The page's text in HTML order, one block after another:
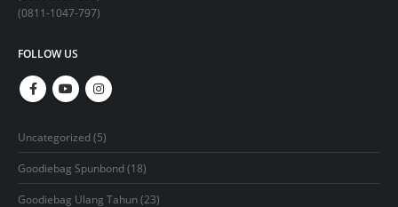
(0811-1047-797)
FOLLOW US
Uncategorized 55
products
Goodiebag Spunbond 1818
products
Goodiebag Ulang Tahun 2323